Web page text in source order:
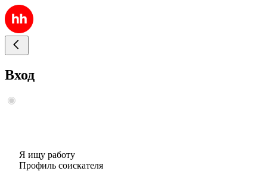
Вход
Я ищу работу
Профиль соискателя